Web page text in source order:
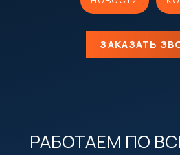
ЗАКАЗАТЬ
РАБОТАЕМ ПО